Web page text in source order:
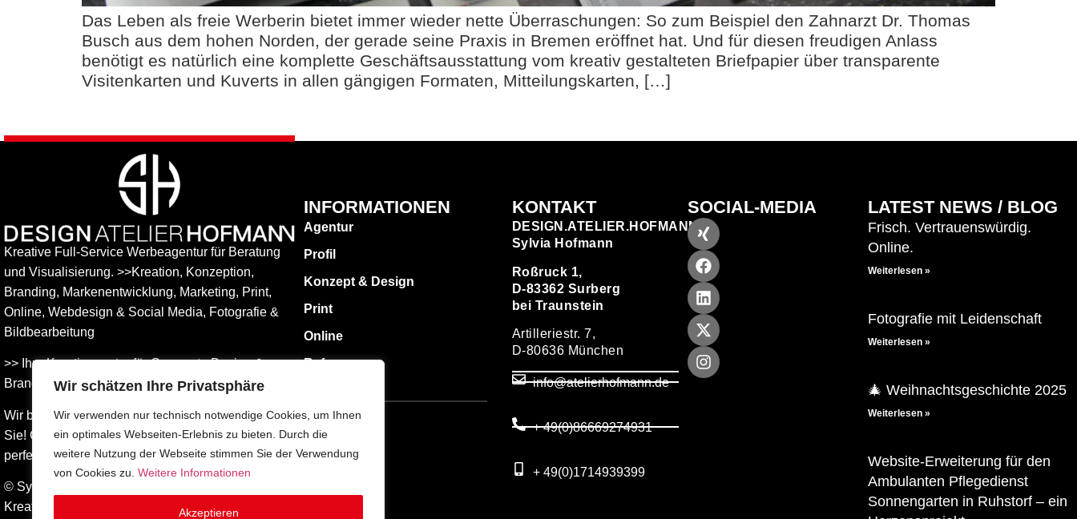
Wir schätzen Ihre Privatsphäre
Wir verwenden nur technisch notwendige Cookies, um Ihnen
ein optimales Webseiten-Erlebnis zu bieten. Durch die
weitere Nutzung der Webseite stimmen Sie der Verwendung
von Cookies zu. Weitere Informationen
Akzeptieren
Das Leben als freie Werberin bietet immer wieder nette Überraschungen: So zum Beispiel den Zahnarzt Dr. Thomas
Busch aus dem hohen Norden, der gerade seine Praxis in Bremen eröffnet hat. Und für diesen freudigen Anlass
benötigt es natürlich eine komplette Geschäftsausstattung vom kreativ gestalteten Briefpapier über transparente
Visitenkarten und Kuverts in allen gängigen Formaten, Mitteilungskarten, […]
Kreative Full-Service Werbeagentur für Beratung
und Visualisierung. >>Kreation, Konzeption,
Branding, Markenentwicklung, Marketing, Print,
Online, Web­design & Social Media, Fotografie &
Bildbear­bei­tung
>> Ihre Kreativagentur für Corporate Design &
Branding Entwicklung – ganz in Ihrer Nähe.
Wir beraten Sie umfassend – und freuen uns auf
Sie! Gemeinsam finden wird die Werbung, die
perfekt zu Ihnen passt.
© Sylvia Hofmann DESIGN.ATELIER.HOFMANN
Kreative Werbeagentur Surberg bei Traunstein –
INFORMATIONEN
Agentur
Profil
Konzept & Design
Print
Online
Referenzen
Impressum
Datenschutz
KONTAKT
DESIGN.ATELIER.HOFMANN
Sylvia Hofmann
Roßruck 1,
D-83362 Surberg
bei Traunstein
Artilleriestr. 7,
D-80636 München
info@atelierhofmann.de
+ 49(0)86669274931
+ 49(0)1714939399
SOCIAL-MEDIA LATEST NEWS / BLOG
Frisch. Vertrauenswürdig.
Online.
Weiterlesen »
Fotografie mit Leidenschaft
Weiterlesen »
🎄 Weihnachtsgeschichte 2025
Weiterlesen »
Website-Erweiterung für den
Ambulanten Pflegedienst
Sonnengarten in Ruhstorf – ein